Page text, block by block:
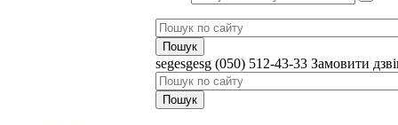
segesgesg (050) 512-43-33 Замовити